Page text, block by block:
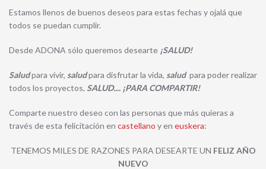
Estamos llenos de buenos deseos para estas fechas y ojalá que
todos se puedan cumplir.
Desde ADONA sólo queremos desearte ¡SALUD!
Saludpara vivir, saludpara disfrutar la vida, salud para poder realizar
todos los proyectos, SALUD.... ¡PARA COMPARTIR!
Comparte nuestro deseo con las personas que más quieras a
través de esta felicitación en castellano y en euskera:
TENEMOS MILES DE RAZONES PARA DESEARTE UN FELIZ AÑO
NUEVO